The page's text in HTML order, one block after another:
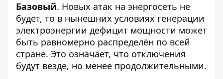
Базовый. Новых атак на энергосеть не
будет, то в нынешних условиях генерации
электроэнергии дефицит мощности может
быть равномерно распределён по всей
стране. Это означает, что отключения
будут везде, но менее продолжительными.